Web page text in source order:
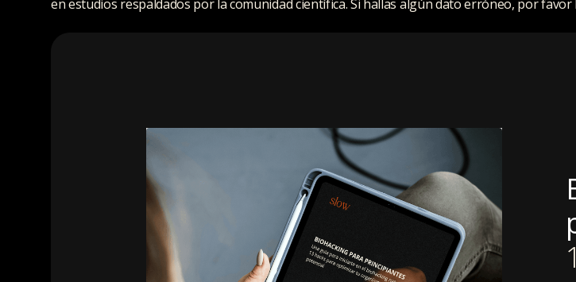
en estudios respaldados por la comunidad científica. Si hallas algún dato erróneo, por favor